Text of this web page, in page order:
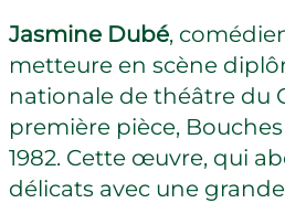
Jasmine Dubé,
metteure en scène
nationale de théâtre du
première pièce,
1982. Cette œuvre, qui
délicats avec une